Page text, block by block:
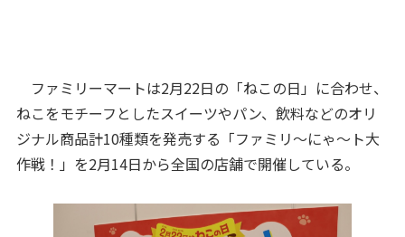
ファミリーマートは2月22日の「ねこの日」に合わせ、
ねこをモチーフとしたスイーツやパン、飲料などのオリ
ジナル商品計10種類を発売する「ファミリ～にゃ～ト大
作戦！」を2月14日から全国の店舗で開催している。